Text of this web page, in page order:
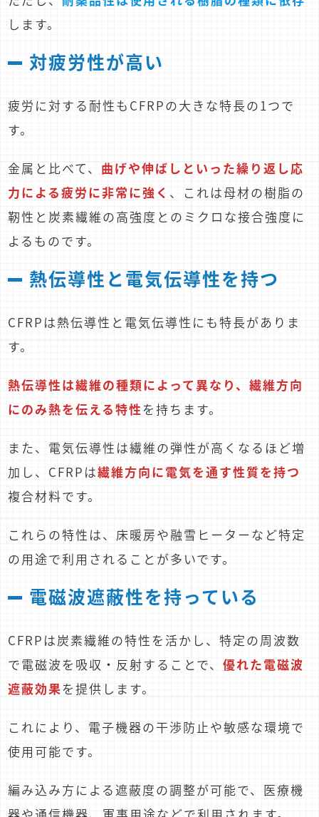
します。
対疲労性が高い
疲労に対する耐性もCFRPの大きな特長の1つで
す。
金属と比べて、 曲げや伸ばしといった繰り返し応
力による疲労に非常に強く 、これは母材の樹脂の
靭性と炭素繊維の高強度とのミクロな接合強度に
よるものです。
熱伝導性と電気伝導性を持つ
CFRPは熱伝導性と電気伝導性にも特長がありま
す。
熱伝導性は繊維の種類によって異なり、繊維方向
にのみ熱を伝える特性 を持ちます。
また、電気伝導性は繊維の弾性が高くなるほど増
加し、CFRPは繊維方向に電気を通す性質を持つ
複合材料です。
これらの特性は、床暖房や融雪ヒーターなど特定
の用途で利用されることが多いです。
電磁波遮蔽性を持っている
CFRPは炭素繊維の特性を活かし、特定の周波数
で電磁波を吸収・反射することで、優れた電磁波
遮蔽効果を提供します。
これにより、電子機器の干渉防止や敏感な環境で
使用可能です。
編み込み方による遮蔽度の調整が可能で、医療機